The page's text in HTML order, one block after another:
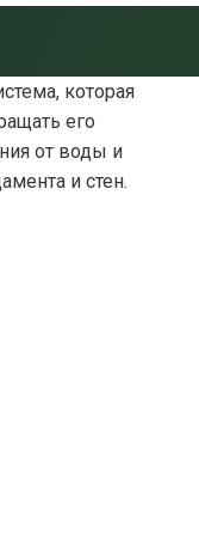
которая
его
от воды и
и стен.